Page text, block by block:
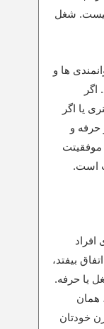
شغل
ها و
یا اگر
حرفه و
است.
بیفتد،
یا حرفه.
همان
خودتان